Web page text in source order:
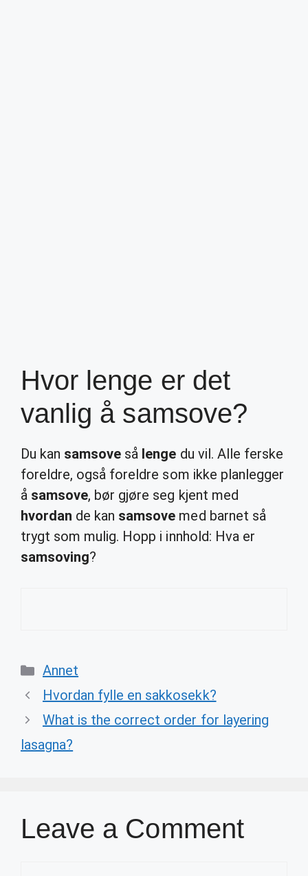
Hvor lenge er det
vanlig å samsove?
Du kan samsove så lenge du vil. Alle ferske
foreldre, også foreldre som ikke planlegger
å samsove, bør gjøre seg kjent med
hvordan de kan samsove med barnet så
trygt som mulig. Hopp i innhold: Hva er
samsoving?
Categories
Annet
Hvordan fylle en sakkosekk?
What is the correct order for layering
lasagna?
Leave a Comment